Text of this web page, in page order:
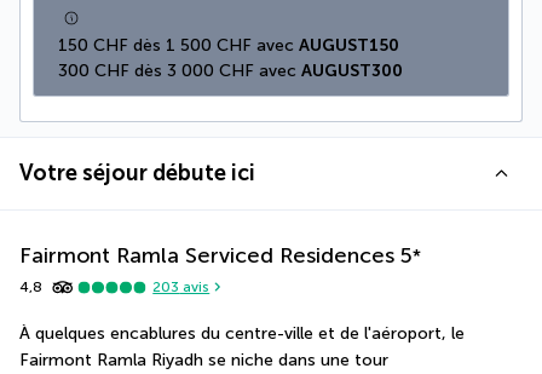
150 CHF dès 1 500 CHF avec AUGUST150
300 CHF dès 3 000 CHF avec AUGUST300
Votre séjour débute ici
Fairmont Ramla Serviced Residences 5*
4,8 203 avis
À quelques encablures du centre-ville et de l'aéroport, le
Fairmont Ramla Riyadh se niche dans une tour